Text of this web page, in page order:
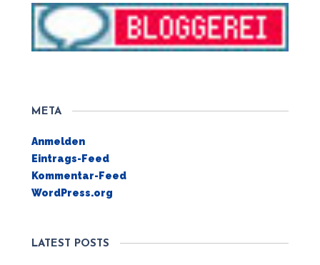
META
Anmelden
Eintrags-Feed
Kommentar-Feed
WordPress.org
LATEST POSTS